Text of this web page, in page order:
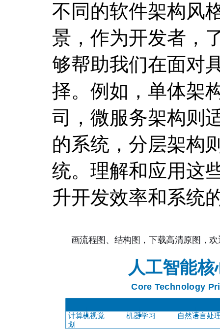
不同的软件架构风
景，作为开发者，
够帮助我们在面对
择。例如，单体架
司，微服务架构则
的系统，分层架构
统。理解和应用这
升开发效率和系统